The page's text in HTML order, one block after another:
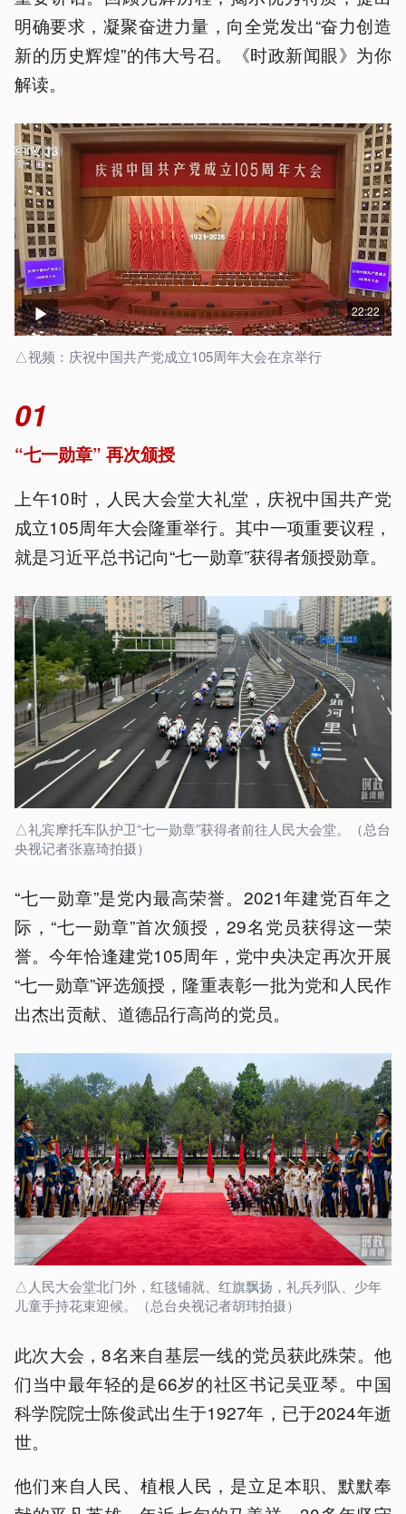
明确要求，凝聚奋进力量，向全党发出“奋力创造
新的历史辉煌”的伟大号召。《时政新闻眼》为你
解读。
22:22
△视频：庆祝中国共产党成立105周年大会在京举行
01
“七一勋章” 再次颁授
上午10时，人民大会堂大礼堂，庆祝中国共产党
成立105周年大会隆重举行。其中一项重要议程，
就是习近平总书记向“七一勋章”获得者颁授勋章。
△礼宾摩托车队护卫“七一勋章”获得者前往人民大会堂。（总台
央视记者张嘉琦拍摄）
“七一勋章”是党内最高荣誉。2021年建党百年之
际，“七一勋章”首次颁授，29名党员获得这一荣
誉。今年恰逢建党105周年，党中央决定再次开展
“七一勋章”评选颁授，隆重表彰一批为党和人民作
出杰出贡献、道德品行高尚的党员。
△人民大会堂北门外，红毯铺就、红旗飘扬，礼兵列队、少年
儿童手持花束迎候。（总台央视记者胡玮拍摄）
此次大会，8名来自基层一线的党员获此殊荣。他
们当中最年轻的是66岁的社区书记吴亚琴。中国
科学院院士陈俊武出生于1927年，已于2024年逝
世。
他们来自人民、植根人民，是立足本职、默默奉